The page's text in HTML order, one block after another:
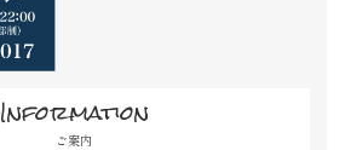
Information
ご案内